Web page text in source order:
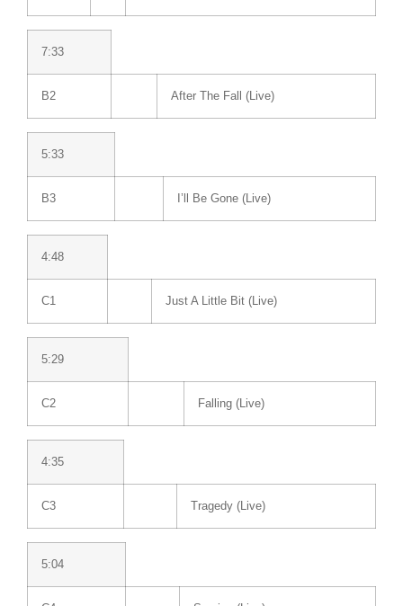
7:33
B2 After The Fall (Live)
5:33
B3 I’ll Be Gone (Live)
4:48
C1 Just A Little Bit (Live)
5:29
C2 Falling (Live)
4:35
C3 Tragedy (Live)
5:04